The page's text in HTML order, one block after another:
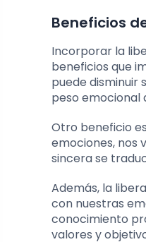
Beneficios
Incorporar la
beneficios que
puede disminuir
peso emocional
Otro beneficio
emociones, nos
sincera se
Además, la
con nuestras
conocimiento
valores y